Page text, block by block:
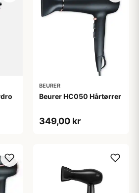
BEURER
Beurer HC050 Hårtørrer
349,00 kr